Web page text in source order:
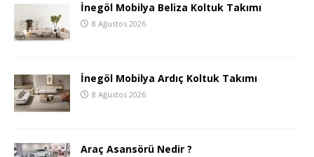
İnegöl Mobilya Beliza Koltuk Takımı
8 Ağustos 2026
İnegöl Mobilya Ardıç Koltuk Takımı
8 Ağustos 2026
Araç Asansörü Nedir ?